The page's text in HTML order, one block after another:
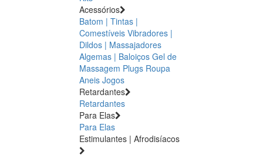
Acessórios
Batom | Tintas |
Comestíveis Vibradores |
Dildos | Massajadores
Algemas | Baloiços Gel de
Massagem Plugs Roupa
Aneis Jogos
Retardantes
Retardantes
Para Elas
Para Elas
Estimulantes | Afrodisíacos